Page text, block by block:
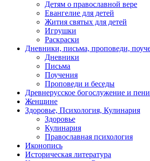
Детям о православной вере
Евангелие для детей
Жития святых для детей
Игрушки
Раскраски
Дневники, письма, проповеди,
Дневники
Письма
Поучения
Проповеди и беседы
Древнерусское богослужение и
Женщине
Здоровье, Психология, Кулинария
Здоровье
Кулинария
Православная психология
Иконопись
Историческая литература